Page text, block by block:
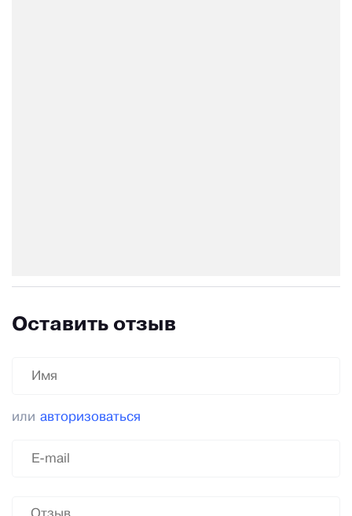
Оставить отзыв
или авторизоваться